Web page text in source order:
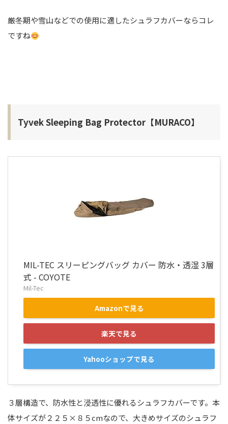
厳冬期や雪山などでの使用に適したシュラフカバーならコレ
ですね
Tyvek Sleeping Bag Protector【MURACO】
MIL-TEC スリーピングバッグ カバー 防水・透湿 3層
式 - COYOTE
Mil-Tec
Amazonで見る
楽天で見る
Yahooショップで見る
３層構造で、防水性と浸透性に優れるシュラフカバーです。本
体サイズが２２５×８５cmなので、大きめサイズのシュラフ